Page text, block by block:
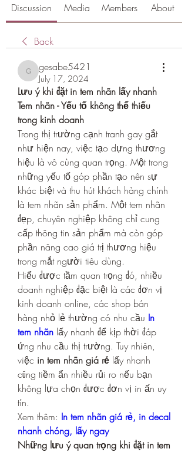
Discussion Media Members About
Back
gesabe5421
gesabe5421
July 17, 2024
Lưu ý khi đặt in tem nhãn lấy nhanh
Tem nhãn - Yếu tố không thể thiếu
trong kinh doanh
Trong thị trường cạnh tranh gay gắt
như hiện nay, việc tạo dựng thương
hiệu là vô cùng quan trọng. Một trong
những yếu tố góp phần tạo nên sự
khác biệt và thu hút khách hàng chính
là tem nhãn sản phẩm. Một tem nhãn
đẹp, chuyên nghiệp không chỉ cung
cấp thông tin sản phẩm mà còn góp
phần nâng cao giá trị thương hiệu
trong mắt người tiêu dùng.
Hiểu được tầm quan trọng đó, nhiều
doanh nghiệp đặc biệt là các đơn vị
kinh doanh online, các shop bán
hàng nhỏ lẻ thường có nhu cầu In
tem nhãn lấy nhanh để kịp thời đáp
ứng nhu cầu thị trường. Tuy nhiên,
việc in tem nhãn giá rẻ lấy nhanh
cũng tiềm ẩn nhiều rủi ro nếu bạn
không lựa chọn được đơn vị in ấn uy
tín.
Xem thêm: In tem nhãn giá rẻ, in decal
nhanh chóng, lấy ngay
Những lưu ý quan trọng khi đặt in tem